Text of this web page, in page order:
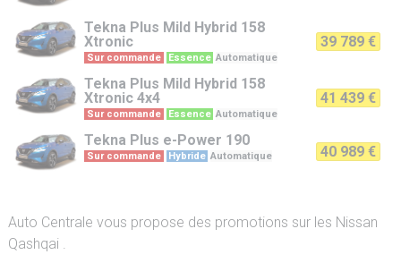
Tekna Plus Mild Hybrid 158
Xtronic
Sur commande Essence Automatique
39 789 €
Tekna Plus Mild Hybrid 158
Xtronic 4x4
Sur commande Essence Automatique
41 439 €
Tekna Plus e-Power 190
Sur commande Hybride Automatique 40 989 €
Auto Centrale vous propose des promotions sur les Nissan
Qashqai .